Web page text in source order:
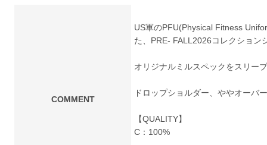
COMMENT
US軍のPFU(Physical Fitness
た、PRE- FALL2026コレクション
オリジナルミルスペックをスリー
ドロップショルダー、ややオーバ
【QUALITY】
C：100%